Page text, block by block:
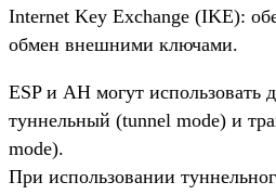
Internet Key Exchange (IKE):
обмен внешними ключами.
ESP и AH могут использовать
туннельный (tunnel mode) и
mode).
При использовании